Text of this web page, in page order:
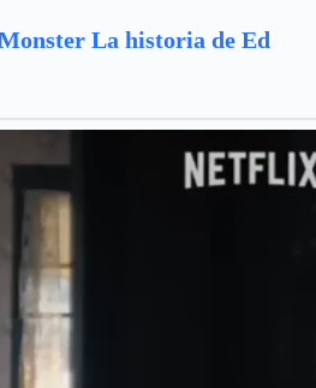
La historia de Ed